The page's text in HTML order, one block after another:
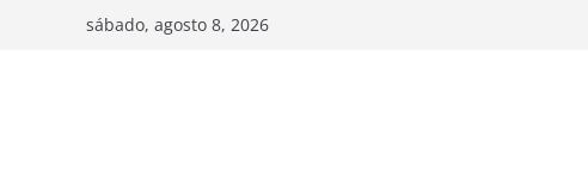
sábado, agosto 8, 2026